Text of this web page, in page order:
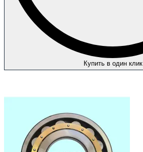
Купить в один клик